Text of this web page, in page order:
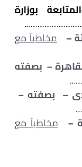
بوزارة
– مخاطبآ مع
– بصفته
– بصفته –
– مخاطبآ مع